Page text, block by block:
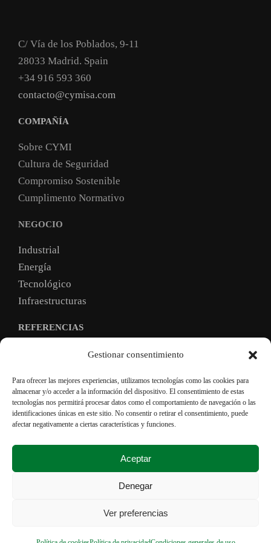
Gestionar consentimiento
Para ofrecer las mejores experiencias, utilizamos tecnologías como las cookies para
almacenar y/o acceder a la información del dispositivo. El consentimiento de estas
tecnologías nos permitirá procesar datos como el comportamiento de navegación o las
identificaciones únicas en este sitio. No consentir o retirar el consentimiento, puede
afectar negativamente a ciertas características y funciones.
Aceptar
Denegar
Ver preferencias
C/ Vía de los Poblados, 9-11
28033 Madrid. Spain
+34 916 593 360
contacto@cymisa.com
COMPAÑÍA
Sobre CYMI
Cultura de Seguridad
Compromiso Sostenible
Cumplimento Normativo
NEGOCIO
Industrial
Energía
Tecnológico
Infraestructuras
REFERENCIAS
TRABAJA CON NOSOTROS
Condiciones generales
Política de privacidad
Condiciones de Compra
Transparencia e integridad
Copyright @ CYMI – Todos los derechos reservados